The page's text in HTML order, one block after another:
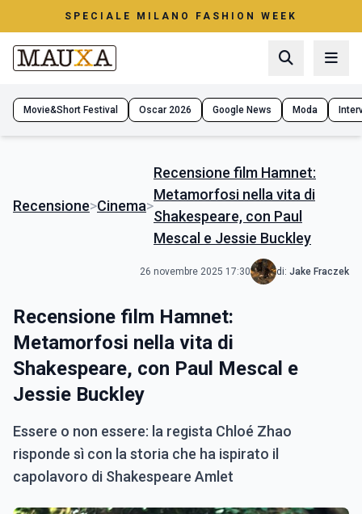
SPECIALE MILANO FASHION WEEK
Movie&Short Festival Oscar 2026 Google News Moda
Recensione>Cinema>
Recensione film Hamnet:
Metamorfosi nella vita di
Shakespeare, con Paul
Mescal e Jessie Buckley
26 novembre 2025 17:30 di: Jake Fraczek
Recensione film Hamnet:
Metamorfosi nella vita di
Shakespeare, con Paul Mescal e
Jessie Buckley
Essere o non essere: la regista Chloé Zhao
risponde sì con la storia che ha ispirato il
capolavoro di Shakespeare Amlet